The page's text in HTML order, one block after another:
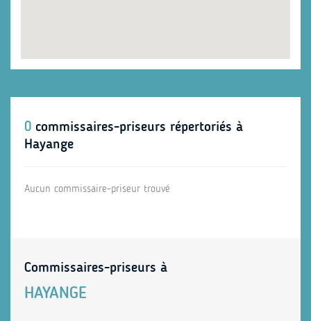
0 commissaires-priseurs répertoriés à
Hayange
Aucun commissaire-priseur trouvé
Commissaires-priseurs à
HAYANGE